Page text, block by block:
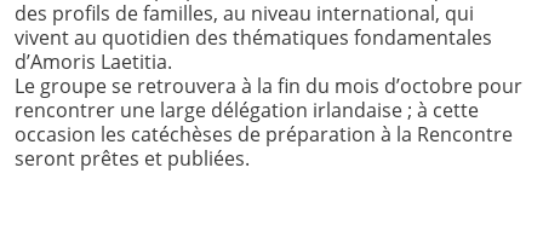
des profils de familles, au niveau international, qui
vivent au quotidien des thématiques fondamentales
d’Amoris Laetitia.
Le groupe se retrouvera à la fin du mois d’octobre pour
rencontrer une large délégation irlandaise ; à cette
occasion les catéchèses de préparation à la Rencontre
seront prêtes et publiées.